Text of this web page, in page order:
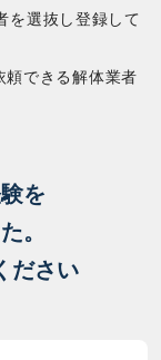
を選抜し登録して
頼できる解体業者
を
。
ださい